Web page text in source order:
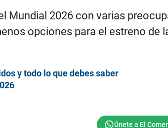
Mundial 2026 con varias
opciones para el estreno de
y todo lo que debes saber